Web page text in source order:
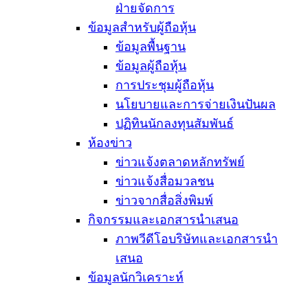
ฝ่ายจัดการ
ข้อมูลสำหรับผู้ถือหุ้น
ข้อมูลพื้นฐาน
ข้อมูลผู้ถือหุ้น
การประชุมผู้ถือหุ้น
นโยบายและการจ่ายเงินปันผล
ปฏิทินนักลงทุนสัมพันธ์
ห้องข่าว
ข่าวแจ้งตลาดหลักทรัพย์
ข่าวแจ้งสื่อมวลชน
ข่าวจากสื่อสิ่งพิมพ์
กิจกรรมและเอกสารนำเสนอ
ภาพวีดีโอบริษัทและเอกสารนำ
เสนอ
ข้อมูลนักวิเคราะห์